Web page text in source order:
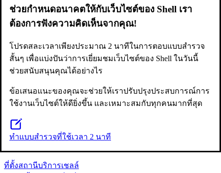
ช่วยกำหนดอนาคตให้กับเว็บไซต์ของ Shell เรา
ต้องการฟังความคิดเห็นจากคุณ!
โปรดสละเวลาเพียงประมาณ 2 นาทีในการตอบแบบสำรวจ
สั้นๆ เพื่อแบ่งปันว่าการเยี่ยมชมเว็บไซต์ของ Shell ในวันนี้
ช่วยสนับสนุนคุณได้อย่างไร
ข้อเสนอแนะของคุณจะช่วยให้เราปรับปรุงประสบการณ์การ
ใช้งานเว็บไซต์ให้ดียิ่งขึ้น และเหมาะสมกับทุกคนมากที่สุด
ทำแบบสำรวจที่ใช้เวลา 2 นาที
สอบถามข้อมูลทั่วไป
ติดต่อเรา
ศูนย์ช่วยเหลือทั่วโลกของเชลล์
English version
รายละเอียดเพิ่มเติมเกี่ยวกับเชลล์
ลูกค้ากลุ่มธุรกิจ
เกี่ยวกับเรา
ค้นหาข้อมูล
ที่ตั้งสถานีบริการเชลล์